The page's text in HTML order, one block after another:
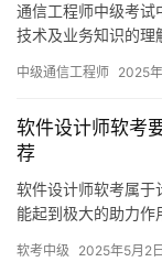
通信工程师中级考试
技术及业务知识的理
中级通信工程师 2025
软件设计师软考
荐
软件设计师软考属于
能起到极大的助力
软考中级 2025年5月2日